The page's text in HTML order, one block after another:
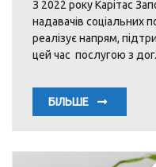
З 2022 року Карітас
надавачів соціальних
реалізує напрям,
цей час послугою з
БІЛЬШЕ